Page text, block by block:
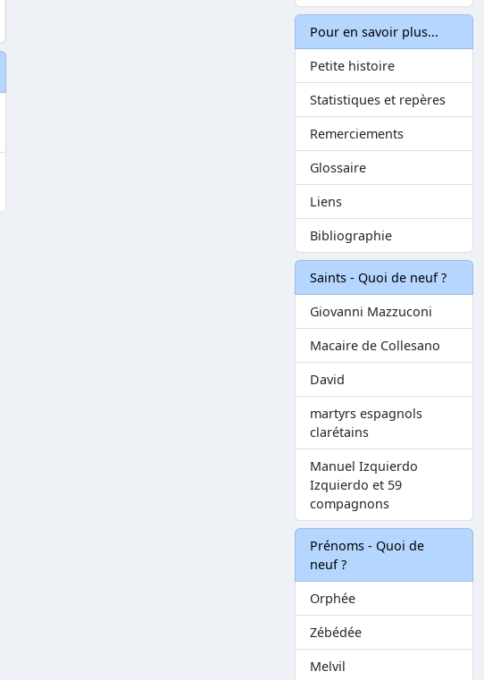
Pour en savoir plus...
Petite histoire
Statistiques et repères
Remerciements
Glossaire
Liens
Bibliographie
Saints - Quoi de neuf ?
Giovanni Mazzuconi
Macaire de Collesano
David
martyrs espagnols
clarétains
Manuel Izquierdo
Izquierdo et 59
compagnons
Prénoms - Quoi de
neuf ?
Orphée
Zébédée
Melvil